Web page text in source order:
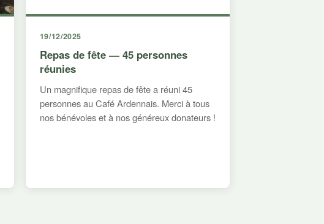
19/12/2025
Repas de fête — 45 personnes
réunies
Un magnifique repas de fête a réuni 45
personnes au Café Ardennais. Merci à tous
nos bénévoles et à nos généreux donateurs !